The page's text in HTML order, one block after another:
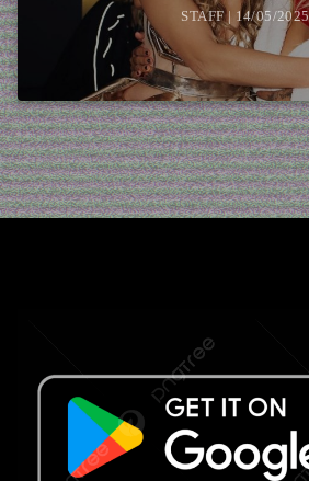
STAFF | 14/05/2025